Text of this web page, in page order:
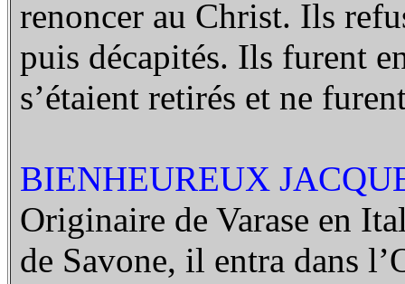
renoncer au Christ. Ils
puis décapités. Ils furent
s’étaient retirés et ne
BIENHEUREUX
Originaire de Varase en
de Savone, il entra dans